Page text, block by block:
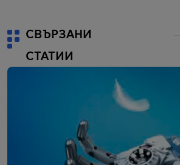
СВЪРЗАНИ
СТАТИИ